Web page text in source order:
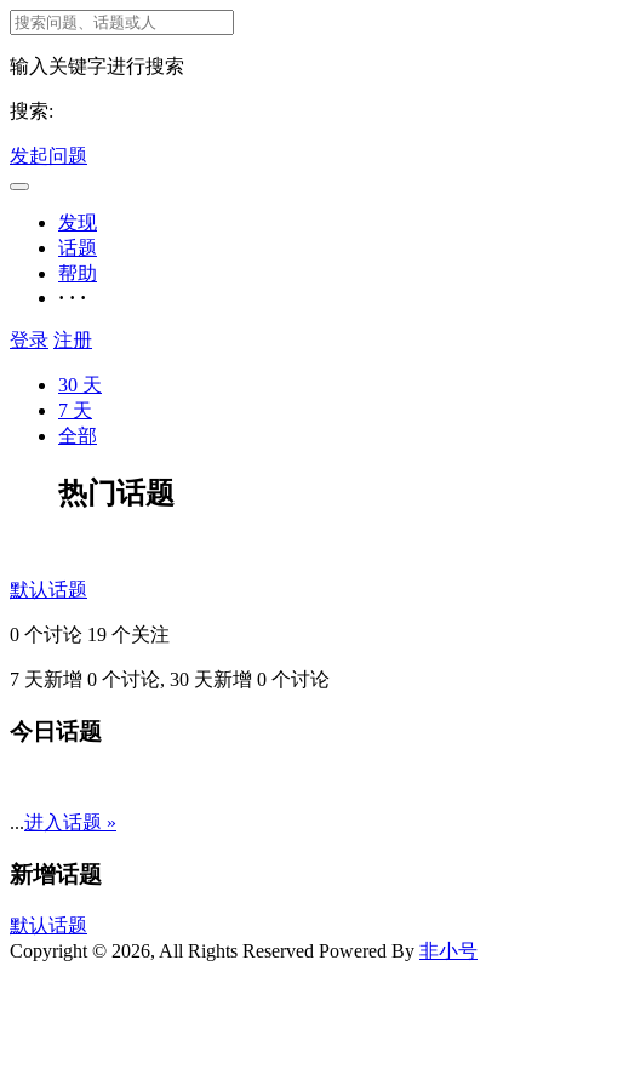
输入关键字进行搜索
搜索:
发起问题
发现
话题
帮助
· · ·
登录 注册
30 天
7 天
全部
热门话题
默认话题
0 个讨论 19 个关注
7 天新增 0 个讨论, 30 天新增 0 个讨论
今日话题
...进入话题 »
新增话题
默认话题
Copyright © 2026, All Rights Reserved Powered By 非小号